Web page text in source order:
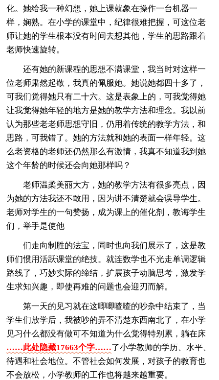
化。她给我一种幻想，她上课就象在操作一台机器一
样，娴熟。在小学的课堂中，纪律很难把握，可这位老
师让她的学生根本没有时间去想其他，学生的思路跟着
老师快速旋转。
还有她的新课程的思想不满课堂，我当时对这样一
位老师肃然起敬，我真的佩服她。她说她都四十多了，
可我们觉得她只有二十六。这是表象上的，可我觉得她
让我觉得她年轻的地方是她的教学方法和理念。我以前
认为那些老老师思想守旧，仍用着传统的教学方法，和
思路，可我错了。她的方法就和她的表面一样年轻。这
么老资格的老师还仍然那么有激情，我真不知道我到她
这个年龄的时候还会向她那样吗？
老师温柔美丽大方，她的教学方法有很多亮点，因
为她的方法我还不敢用，因为讲不清楚就会误导学生。
老师对学生的一句赞扬，成为课上的催化剂，教诲学生
们，举手是使他
们走向制胜的法宝，同时也向我们展示了，这是教
师们惯用活跃课堂的绝技。就连数学也不光走单调逻辑
路线了，巧妙实际的缔结，扩展孩子动脑思考，激发学
生求知兴趣，即使再难的问题也会迎刃而解。
第一天的见习就在这唧唧喳喳的吵杂中结束了，当
学生们放学后，我被吵的弄不清楚东西南北了，在小学
见习什么都没有做可不知道为什么觉得特别累，躺在床
……此处隐藏17663个字……了小学教师的学历、水平、
待遇和社会地位。不管社会如何发展，对孩子的教育也
不会放松，小学教师的工作也将越来越重要。